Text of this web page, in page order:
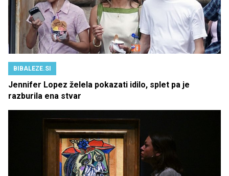
BIBALEZE.SI
Jennifer Lopez želela pokazati idilo, splet pa je
razburila ena stvar